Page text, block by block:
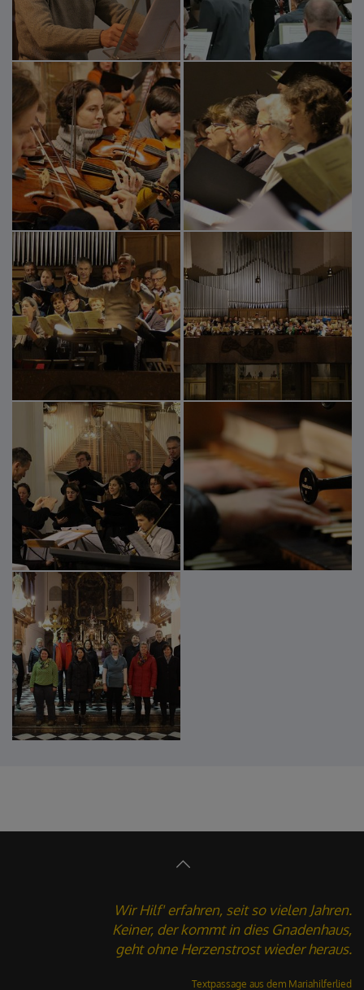
Wir Hilf' erfahren, seit so vielen Jahren.
Keiner, der kommt in dies Gnadenhaus,
geht ohne Herzenstrost wieder heraus.
Textpassage aus dem Mariahilferlied